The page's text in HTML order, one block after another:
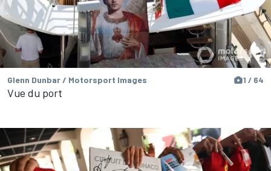
Glenn Dunbar / Motorsport Images 1 / 64
Vue du port